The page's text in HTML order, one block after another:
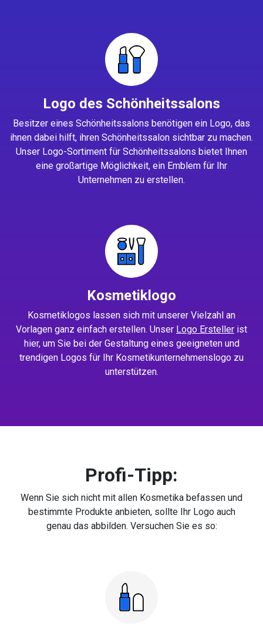
Logo des Schönheitssalons
Besitzer eines Schönheitssalons benötigen ein Logo, das
ihnen dabei hilft, ihren Schönheitssalon sichtbar zu machen.
Unser Logo-Sortiment für Schönheitssalons bietet Ihnen
eine großartige Möglichkeit, ein Emblem für Ihr
Unternehmen zu erstellen.
Kosmetiklogo
Kosmetiklogos lassen sich mit unserer Vielzahl an
Vorlagen ganz einfach erstellen. Unser Logo Ersteller ist
hier, um Sie bei der Gestaltung eines geeigneten und
trendigen Logos für Ihr Kosmetikunternehmenslogo zu
unterstützen.
Profi-Tipp:
Wenn Sie sich nicht mit allen Kosmetika befassen und
bestimmte Produkte anbieten, sollte Ihr Logo auch
genau das abbilden. Versuchen Sie es so: